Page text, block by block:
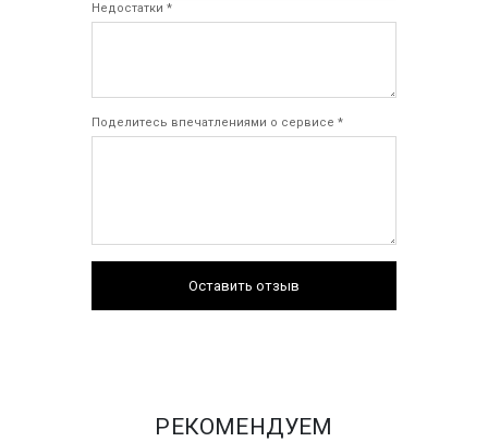
Недостатки *
Поделитесь впечатлениями о сервисе *
Оставить отзыв
РЕКОМЕНДУЕМ